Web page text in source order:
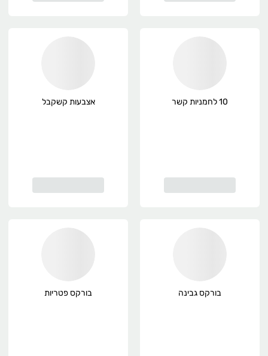
10 לחמניות קשר אצבעות קשקבל
בורקס גבינה בורקס פטריות